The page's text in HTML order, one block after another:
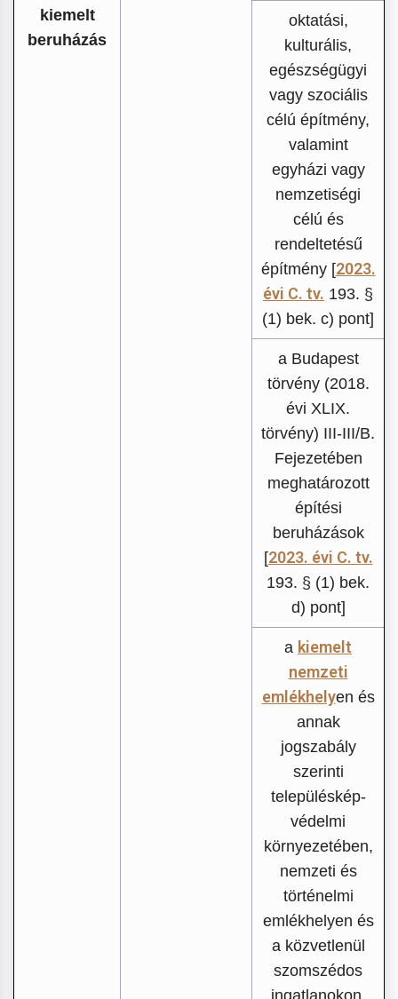
kiemelt
beruházás
oktatási,
kulturális,
egészségügyi
vagy szociális
célú építmény,
valamint
egyházi vagy
nemzetiségi
célú és
rendeltetésű
építmény [2023.
évi C. tv. 193. §
(1) bek. c) pont]
a Budapest
törvény (2018.
évi XLIX.
törvény) III-III/B.
Fejezetében
meghatározott
építési
beruházások
[2023. évi C. tv.
193. § (1) bek.
d) pont]
a kiemelt
nemzeti
emlékhelyen és
annak
jogszabály
szerinti
településkép-
védelmi
környezetében,
nemzeti és
történelmi
emlékhelyen és
a közvetlenül
szomszédos
ingatlanokon,